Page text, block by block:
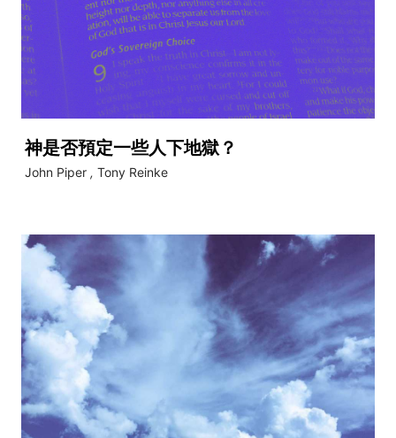
神是否預定一些人下地獄？
John Piper , Tony Reinke